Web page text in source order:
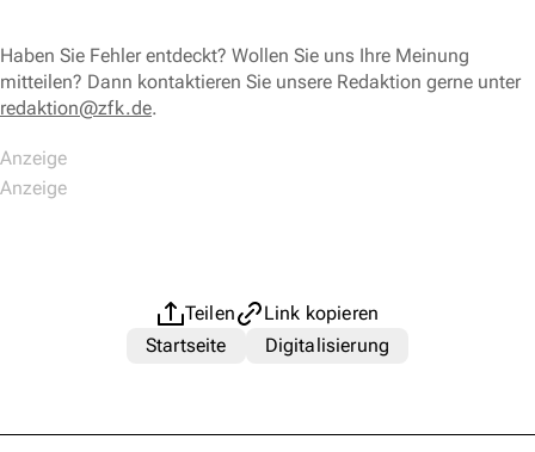
Haben Sie Fehler entdeckt? Wollen Sie uns Ihre Meinung
mitteilen? Dann kontaktieren Sie unsere Redaktion gerne unter
redaktion@zfk.de.
Teilen
Link kopieren
Startseite
Digitalisierung